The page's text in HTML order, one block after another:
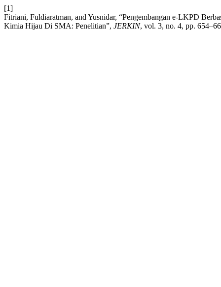
[1]
Fitriani, Fuldiaratman, and Yusnidar, “Pengembangan e-LKPD
Kimia Hijau Di SMA: Penelitian”, JERKIN, vol. 3, no. 4, pp.